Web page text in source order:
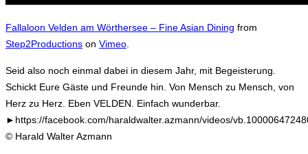
Fallaloon Velden am Wörthersee – Fine Asian Dining from
Step2Productions on Vimeo.
Seid also noch einmal dabei in diesem Jahr, mit Begeisterung.
Schickt Eure Gäste und Freunde hin. Von Mensch zu Mensch, von
Herz zu Herz. Eben VELDEN. Einfach wunderbar.
►https://facebook.com/haraldwalter.azmann/videos/
© Harald Walter Azmann